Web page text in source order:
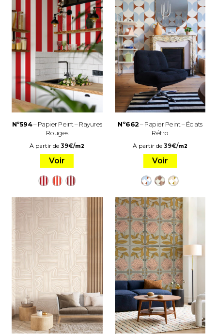
Nº594– Papier Peint – Rayures
Rouges
À partir de39€/m2
Voir
Nº662– Papier Peint – Éclats
Rétro
À partir de 39€/m2
Voir